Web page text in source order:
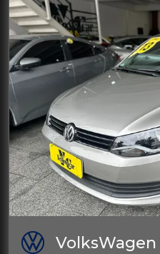
VolksWagen